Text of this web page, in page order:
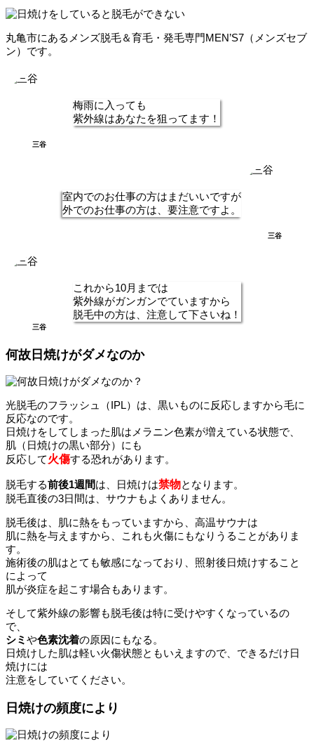
丸亀市にあるメンズ脱毛＆育毛・発毛専門MEN’S7（メンズセブ
ン）です。
三谷
梅雨に入っても
紫外線はあなたを狙ってます！
室内でのお仕事の方はまだいいですが
外でのお仕事の方は、要注意ですよ。
三谷
三谷
これから10月までは
紫外線がガンガンでていますから
脱毛中の方は、注意して下さいね！
何故日焼けがダメなのか
光脱毛のフラッシュ（IPL）は、黒いものに反応しますから毛に
反応なのです。
日焼けをしてしまった肌はメラニン色素が増えている状態で、
肌（日焼けの黒い部分）にも
反応して火傷する恐れがあります。
脱毛する前後1週間は、日焼けは禁物となります。
脱毛直後の3日間は、サウナもよくありません。
脱毛後は、肌に熱をもっていますから、高温サウナは
肌に熱を与えますから、これも火傷にもなりうることがありま
す。
施術後の肌はとても敏感になっており、照射後日焼けすること
によって
肌が炎症を起こす場合もあります。
そして紫外線の影響も脱毛後は特に受けやすくなっているの
で、
シミ や色素沈着の原因にもなる。
日焼けした肌は軽い火傷状態ともいえますので、できるだけ日
焼けには
注意をしていてください。
日焼けの頻度により